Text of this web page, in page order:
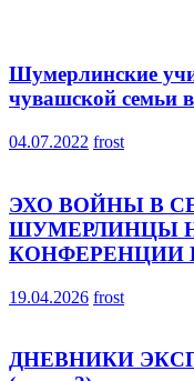
Шумерлинские
чувашской семьи
04.07.2022 frost
ЭХО ВОЙНЫ В
ШУМЕРЛИНЦЫ
КОНФЕРЕНЦИИ
19.04.2026 frost
ДНЕВНИКИ